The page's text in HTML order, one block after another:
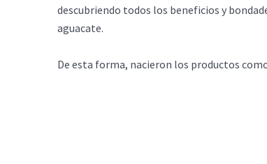
descubriendo todos los beneficios y
aguacate.
De esta forma, nacieron los productos